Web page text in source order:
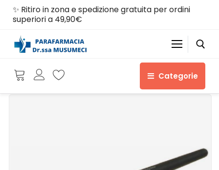
✨ Ritiro in zona e spedizione gratuita per ordini
superiori a 49,90€
Categorie